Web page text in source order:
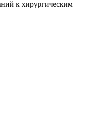
к хирургическим